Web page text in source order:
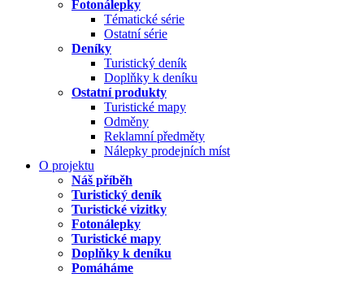
Fotonálepky
Tématické série
Ostatní série
Deníky
Turistický deník
Doplňky k deníku
Ostatní produkty
Turistické mapy
Odměny
Reklamní předměty
Nálepky prodejních míst
O projektu
Náš příběh
Turistický deník
Turistické vizitky
Fotonálepky
Turistické mapy
Doplňky k deníku
Pomáháme